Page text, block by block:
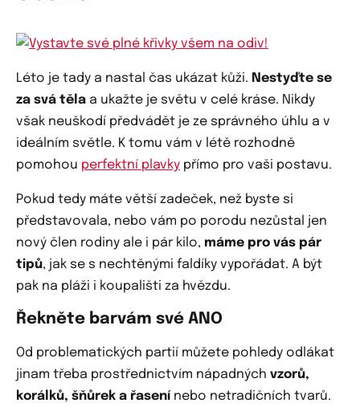
Léto je tady a nastal čas ukázat kůži. Nestyďte se
za svá těla a ukažte je světu v celé kráse. Nikdy
však neuškodí předvádět je ze správného úhlu a v
ideálním světle. K tomu vám v létě rozhodně
pomohou perfektní plavky přímo pro vaši postavu.
Pokud tedy máte větší zadeček, než byste si
představovala, nebo vám po porodu nezůstal jen
nový člen rodiny ale i pár kilo, máme pro vás pár
tipů, jak se s nechtěnými faldíky vypořádat. A být
pak na pláži i koupališti za hvězdu.
Řekněte barvám své ANO
Od problematických partií můžete pohledy odlákat
jinam třeba prostřednictvím nápadných vzorů,
korálků, šňůrek a řasení nebo netradičních tvarů.